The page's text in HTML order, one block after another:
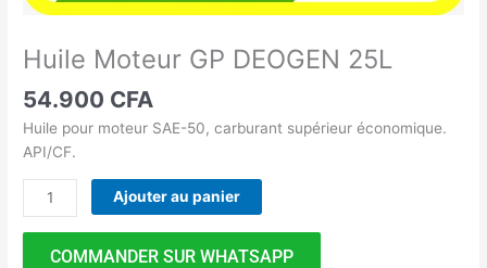
Huile Moteur GP DEOGEN 25L
54.900 CFA
Huile pour moteur SAE-50, carburant supérieur économique.
API/CF.
Ajouter au panier
COMMANDER SUR WHATSAPP